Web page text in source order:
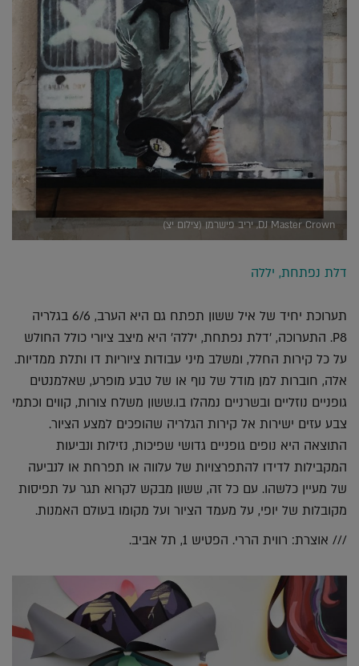
DJ Master Crown, יריב פישרמן (צילום יצ)
דלת נפתחת, יללה
תערוכת יחיד של איל ששון תפתח גם היא הערב, 6/6 בגלריה
P8. התערוכה, 'דלת נפתחת, יללה' היא מיצב ציורי כולל החולש
על כל קירות החלל, ומשלב מיני עבודות ציוריות דו ותלת ממדיות.
אלה, חוברות למן מודל של נוף או של טבע מופרע, שאלמנטים
גופניים נוזליים ובשרניים נמהלו בו.ששון משלח צורות, קווים וכתמי
צבע עזים ישירות אל קירות הגלריה שהופכים למצע הציור.
התוצאה היא נופים גופניים גדושי שפיכות, נזילות ונביעות
המקבילות לדידו להתפרצויות של עלווה או תפרחת או לנביעה
של מעיין כלשהו. עם כל זה, ששון מבקש לקרוא תגר על תפיסות
מקובלות של יופי, על מעמד הציור ועל מקומו בעולם האמנות.
/// אוצרת: רווית הררי. הפטיש 1, תל אביב.